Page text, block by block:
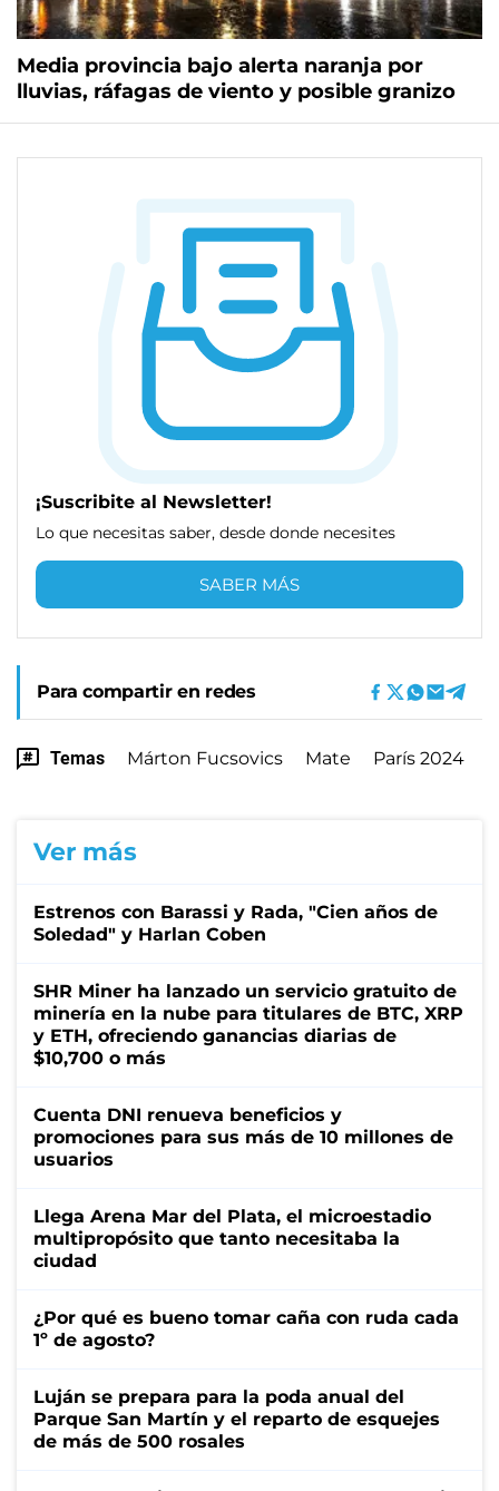
Media provincia bajo alerta naranja por
lluvias, ráfagas de viento y posible granizo
¡Suscribite al Newsletter!
Lo que necesitas saber, desde donde necesites
SABER MÁS
Para compartir en redes
Temas Márton Fucsovics Mate París 2024
Ver más
Estrenos con Barassi y Rada, "Cien años de
Soledad" y Harlan Coben
SHR Miner ha lanzado un servicio gratuito de
minería en la nube para titulares de BTC, XRP
y ETH, ofreciendo ganancias diarias de
$10,700 o más
Cuenta DNI renueva beneficios y
promociones para sus más de 10 millones de
usuarios
Llega Arena Mar del Plata, el microestadio
multipropósito que tanto necesitaba la
ciudad
¿Por qué es bueno tomar caña con ruda cada
1º de agosto?
Luján se prepara para la poda anual del
Parque San Martín y el reparto de esquejes
de más de 500 rosales